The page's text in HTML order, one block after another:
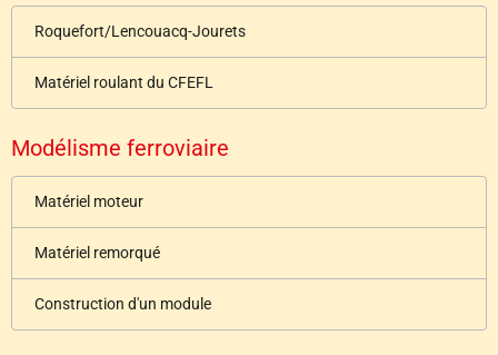
Roquefort/Lencouacq-Jourets
Matériel roulant du CFEFL
Modélisme ferroviaire
Matériel moteur
Matériel remorqué
Construction d'un module